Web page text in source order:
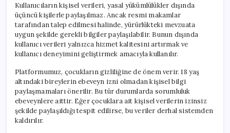
Kullanıcıların kişisel verileri, yasal yükümlülükler dışında
üçüncü kişilerle paylaşılmaz. Ancak resmi makamlar
tarafından talep edilmesi halinde, yürürlükteki mevzuata
uygun şekilde gerekli bilgiler paylaşılabilir. Bunun dışında
kullanıcı verileri yalnızca hizmet kalitesini artırmak ve
kullanıcı deneyimini geliştirmek amacıyla kullanılır.
Platformumuz, çocukların gizliliğine de önem verir. 18 yaş
altındaki bireylerin ebeveyn izni olmadan kişisel bilgi
paylaşmamaları önerilir. Bu tür durumlarda sorumluluk
ebeveynlere aittir. Eğer çocuklara ait kişisel verilerin izinsiz
şekilde paylaşıldığı tespit edilirse, bu veriler derhal sistemden
kaldırılır.